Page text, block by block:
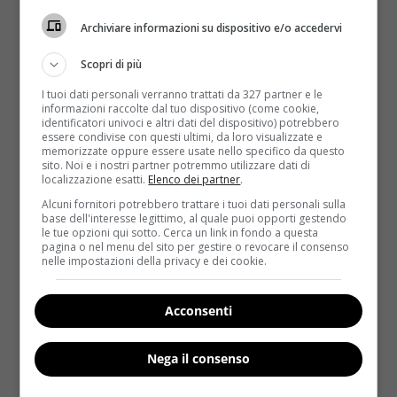
Nel 2016 tutto questo verrà cambiato.L’azienda ha
notevolmente la propria proposta e modificando
(in meglio) la propria idea di ‘ristorazione’ . Prima di
tutto alcuni designer si sono occupati
dell’arredamento.Al tradizionale open space
subentreranno tre diverse possibilità: lo spazio
per gli spuntini veloci, con sedie e sgabelli alti per
una pausa frugale; una sala per le famiglie;
un’area più informale per chiacchierare con i
propri amicimentre si sorseggia un caffè.
Anche il menù subirà una piccola rivoluzione: il
nuovo motto sarà infatti trasparenza e
diversificazione della proposta
. Ormai archiviata la
trovata carne di cavallo), in Italia sono arrivate quelle
vegane già da qualche mese.Per il pollo e il pesce,
Archiviare informazioni su dispositivo e/o accedervi
Scopri di più
I tuoi dati personali verranno trattati da 327 partner e le
informazioni raccolte dal tuo dispositivo (come cookie,
identificatori univoci e altri dati del dispositivo) potrebbero
essere condivise con questi ultimi, da loro visualizzate e
memorizzate oppure essere usate nello specifico da questo
sito. Noi e i nostri partner potremmo utilizzare dati di
localizzazione esatti. Elenco dei partner.
Alcuni fornitori potrebbero trattare i tuoi dati personali sulla
base dell'interesse legittimo, al quale puoi opporti gestendo
le tue opzioni qui sotto. Cerca un link in fondo a questa
pagina o nel menu del sito per gestire o revocare il consenso
nelle impostazioni della privacy e dei cookie.
Acconsenti
Nega il consenso